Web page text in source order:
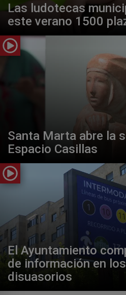
Las ludotecas
este verano 1500
Santa Marta abre la
Espacio Casillas
El Ayuntamiento
de información en
disuasorios